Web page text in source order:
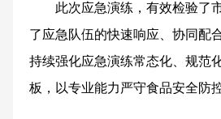
此次应急演练，有效检验了
了应急队伍的快速响应、协同配
持续强化应急演练常态化、规范
板，以专业能力严守食品安全防